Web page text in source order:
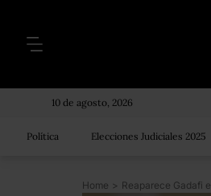
10 de agosto, 2026
Política Elecciones Judiciales 2025
Home >